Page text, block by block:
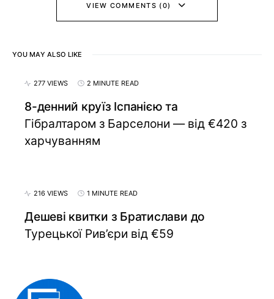
VIEW COMMENTS (0)
YOU MAY ALSO LIKE
277 VIEWS 2 MINUTE READ
8-денний круїз Іспанією та
Гібралтаром з Барселони — від €420 з
харчуванням
216 VIEWS 1 MINUTE READ
Дешеві квитки з Братислави до
Турецької Рив’єри від €59